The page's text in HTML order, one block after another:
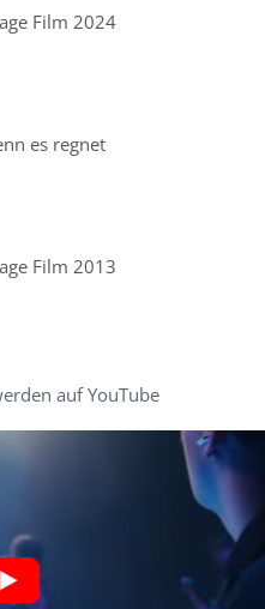
Film 2024
es regnet
Film 2013
auf YouTube